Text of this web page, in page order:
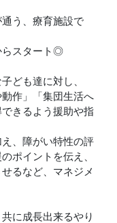
う、療育施設で
らスタート◎
ども達に対し、
動作」「集団生活へ
きるよう援助や指
、障がい特性の評
ポイントを伝え、
るなど、マネジメ
に成長出来るやり